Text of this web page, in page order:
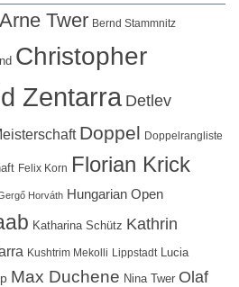
Arne Twer Bernd Stammnitz
Christopher
Zentarra Detlev
Doppel Doppelrangliste
Felix Korn Florian Krick
Horváth Hungarian Open
Katharina Schütz Kathrin
Kushtrim Mekolli Lippstadt
Lucia
Max Duchene Nina Twer Olaf